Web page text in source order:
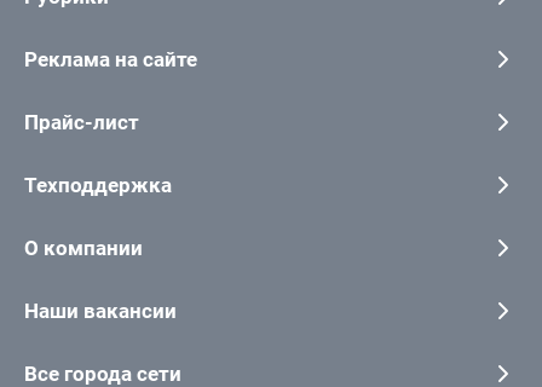
Реклама на сайте
Прайс-лист
Техподдержка
О компании
Наши вакансии
Все города сети